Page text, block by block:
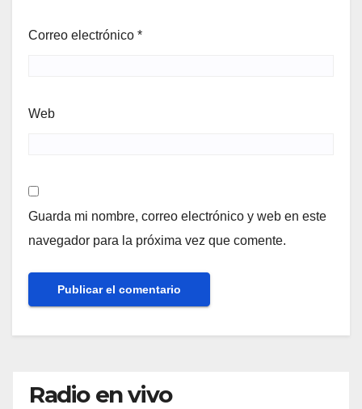
Correo electrónico *
Web
Guarda mi nombre, correo electrónico y web en este
navegador para la próxima vez que comente.
Radio en vivo